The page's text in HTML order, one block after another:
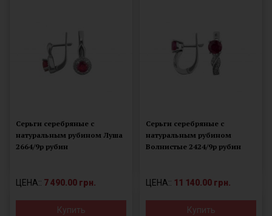
Серьги серебряные с
натуральным рубином Луша
2664/9р рубин
ЦЕНА:: 7 490.00 грн.
Купить
Серьги серебряные с
натуральным рубином
Волнистые 2424/9р рубин
ЦЕНА:: 11 140.00 грн.
Купить